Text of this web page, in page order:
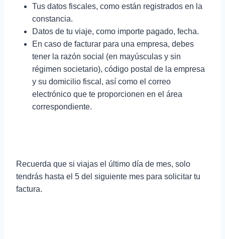
Tus datos fiscales, como están registrados en la
constancia.
Datos de tu viaje, como importe pagado, fecha.
En caso de facturar para una empresa, debes
tener la razón social (en mayúsculas y sin
régimen societario), código postal de la empresa
y su domicilio fiscal, así como el correo
electrónico que te proporcionen en el área
correspondiente.
Recuerda que si viajas el último día de mes, solo
tendrás hasta el 5 del siguiente mes para solicitar tu
factura.